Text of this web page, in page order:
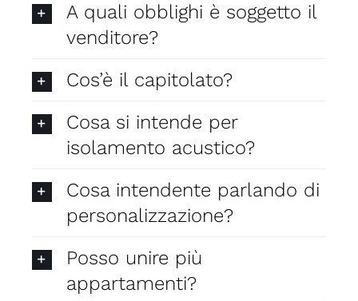
A quali obblighi è soggetto il
venditore?
Cos’è il capitolato?
Cosa si intende per
isolamento acustico?
Cosa intendente parlando di
personalizzazione?
Posso unire più
appartamenti?